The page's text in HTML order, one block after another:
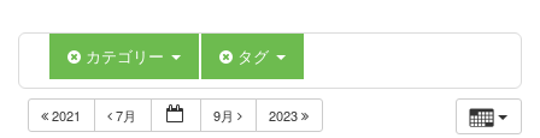
カテゴリー タグ
2021 7月 9月 2023